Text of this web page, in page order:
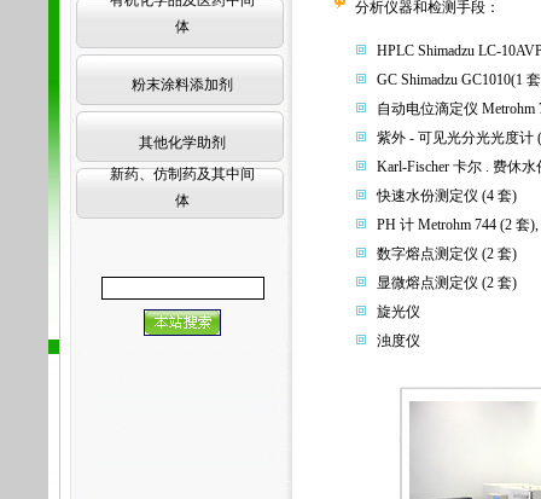
体
粉末涂料添加剂
其他化学助剂
新药、仿制药及其中间
体
分析仪器和检测手段：
HPLC Shimadzu LC-
GC Shimadzu GC1010(1
自动电位滴定仪 Metrohm
紫外 - 可见光分光光度计
Karl-Fischer 卡尔 . 费休
快速水份测定仪 (4 套)
PH 计 Metrohm 744 (2 套
数字熔点测定仪 (2 套)
显微熔点测定仪 (2 套)
旋光仪
浊度仪